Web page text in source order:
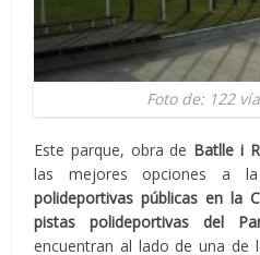
Foto de: 122
Este parque, obra de Batlle i
las mejores opciones a
polideportivas públicas en la
pistas polideportivas del
encuentran al lado de una de